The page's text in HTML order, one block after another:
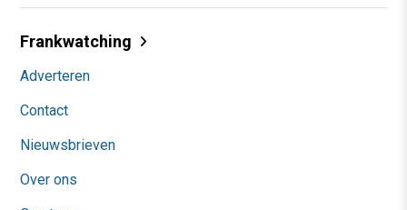
Frankwatching
Adverteren
Contact
Nieuwsbrieven
Over ons